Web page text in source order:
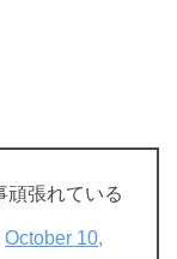
頑張れている
October 10,